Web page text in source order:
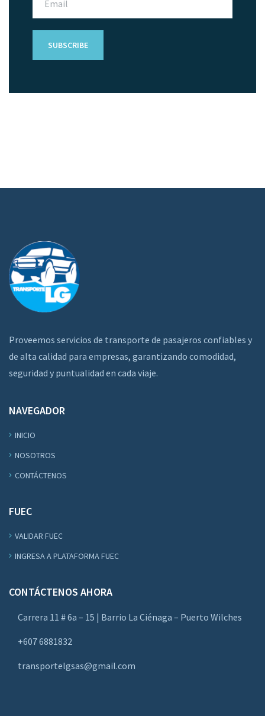
Proveemos servicios de transporte de pasajeros confiables y
de alta calidad para empresas, garantizando comodidad,
seguridad y puntualidad en cada viaje.
NAVEGADOR
INICIO
NOSOTROS
CONTÁCTENOS
FUEC
VALIDAR FUEC
INGRESA A PLATAFORMA FUEC
CONTÁCTENOS AHORA
Carrera 11 # 6a – 15 | Barrio La Ciénaga – Puerto Wilches
+607 6881832
transportelgsas@gmail.com